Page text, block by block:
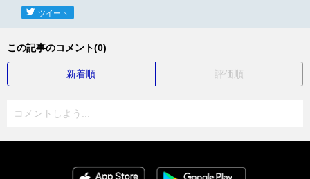
ツイート
この記事のコメント(0)
新着順 評価順
コメントしよう...